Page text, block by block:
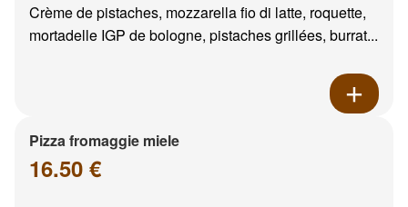
Crème de pistaches, mozzarella fio di latte, roquette,
mortadelle IGP de bologne, pistaches grillées, burrat...
Pizza fromaggie miele
16.50 €